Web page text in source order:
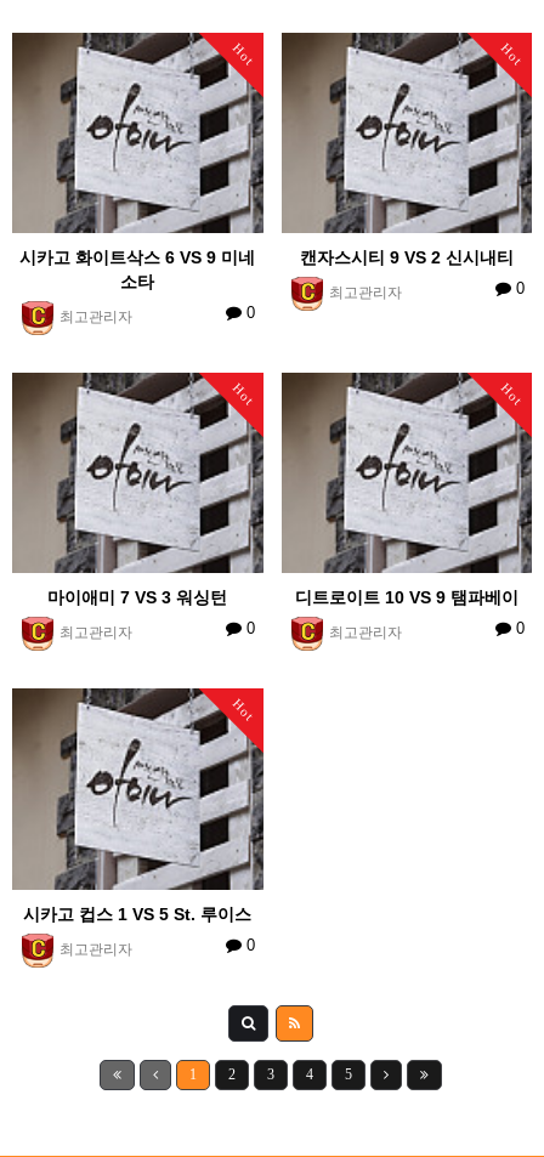
Hot
시카고 화이트삭스 6 VS 9 미네
소타
최고관리자 0
Hot
캔자스시티 9 VS 2 신시내티
최고관리자 0
Hot
마이애미 7 VS 3 워싱턴
최고관리자 0
Hot
디트로이트 10 VS 9 탬파베이
최고관리자 0
Hot
시카고 컵스 1 VS 5 St. 루이스
최고관리자 0
1 2 3 4 5